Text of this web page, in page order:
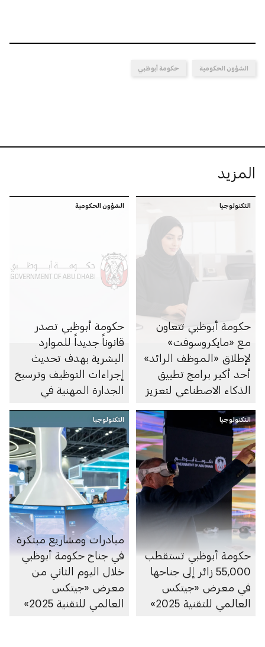
الشؤون الحكومية حكومة أبوظبي
المزيد
التكنولوجيا
حكومة أبوظبي تتعاون
مع «مايكروسوفت»
لإطلاق «الموظف الرائد»
أحد أكبر برامج تطبيق
الذكاء الاصطناعي لتعزيز
الشؤون الحكومية
حكومة أبوظبي تصدر
قانوناً جديداً للموارد
البشرية بهدف تحديث
إجراءات التوظيف وترسيخ
الجدارة المهنية في
التكنولوجيا
حكومة أبوظبي تستقطب
55,000 زائر إلى جناحها
في معرض «جيتكس
العالمي للتقنية 2025»
التكنولوجيا
مبادرات ومشاريع مبتكرة
في جناح حكومة أبوظبي
خلال اليوم الثاني من
معرض «جيتكس
العالمي للتقنية 2025»